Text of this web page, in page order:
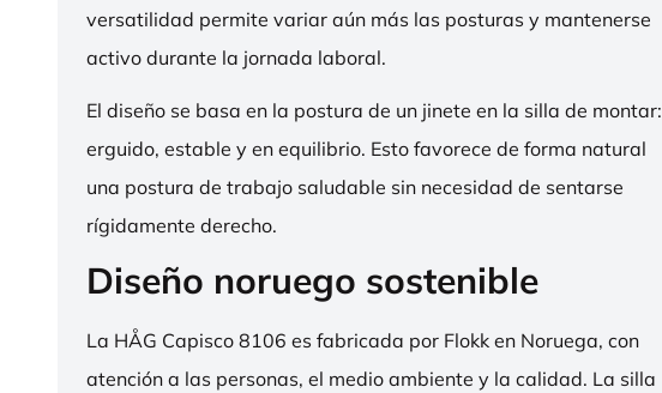
versatilidad permite variar aún más las posturas y mantenerse
activo durante la jornada laboral.
El diseño se basa en la postura de un jinete en la silla de montar:
erguido, estable y en equilibrio. Esto favorece de forma natural
una postura de trabajo saludable sin necesidad de sentarse
rígidamente derecho.
Diseño noruego sostenible
La HÅG Capisco 8106 es fabricada por Flokk en Noruega, con
atención a las personas, el medio ambiente y la calidad. La silla